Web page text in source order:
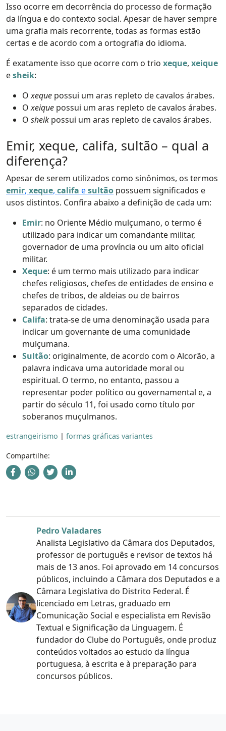
Isso ocorre em decorrência do processo de formação
da língua e do contexto social. Apesar de haver sempre
uma grafia mais recorrente, todas as formas estão
certas e de acordo com a ortografia do idioma.
É exatamente isso que ocorre com o trio xeque, xeique
esheik:
Oxeque possui um aras repleto de cavalos árabes.
Oxeique possui um aras repleto de cavalos árabes.
O sheik possui um aras repleto de cavalos árabes.
Emir, xeque, califa, sultão – qual a
diferença?
Apesar de serem utilizados como sinônimos, os termos
emir, xeque, califa esultão possuem significados e
usos distintos. Confira abaixo a definição de cada um:
Emir: no Oriente Médio mulçumano, o termo é
utilizado para indicar um comandante militar,
governador de uma província ou um alto oficial
militar.
Xeque: é um termo mais utilizado para indicar
chefes religiosos, chefes de entidades de ensino e
chefes de tribos, de aldeias ou de bairros
separados de cidades.
Califa: trata-se de uma denominação usada para
indicar um governante de uma comunidade
mulçumana.
Sultão: originalmente, de acordo com o Alcorão, a
palavra indicava uma autoridade moral ou
espiritual. O termo, no entanto, passou a
representar poder político ou governamental e, a
partir do século 11, foi usado como título por
soberanos muçulmanos.
estrangeirismo | formas gráficas variantes
Compartilhe:
Pedro Valadares
Analista Legislativo da Câmara dos Deputados,
professor de português e revisor de textos há
mais de 13 anos. Foi aprovado em 14 concursos
públicos, incluindo a Câmara dos Deputados e a
Câmara Legislativa do Distrito Federal. É
licenciado em Letras, graduado em
Comunicação Social e especialista em Revisão
Textual e Significação da Linguagem. É
fundador do Clube do Português, onde produz
conteúdos voltados ao estudo da língua
portuguesa, à escrita e à preparação para
concursos públicos.